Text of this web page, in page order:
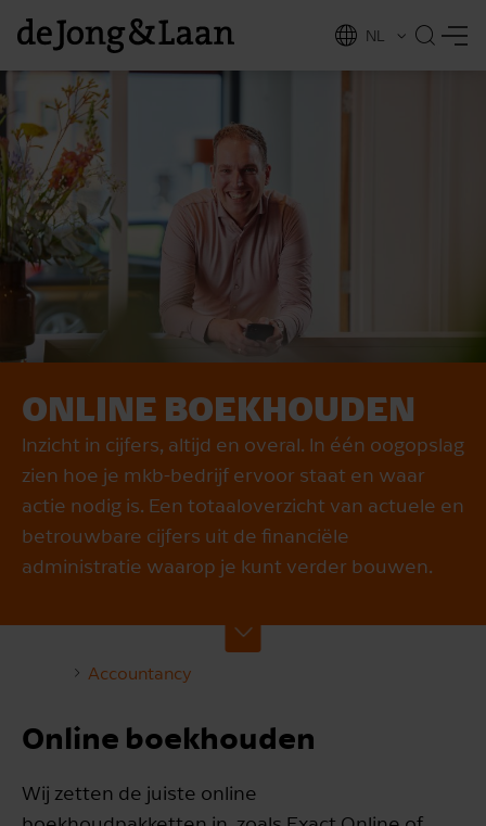
NL
ONLINE BOEKHOUDEN
Inzicht in cijfers, altijd en overal. In één oogopslag
zien hoe je mkb-bedrijf ervoor staat en waar
actie nodig is. Een totaaloverzicht van actuele en
betrouwbare cijfers uit de financiële
administratie waarop je kunt verder bouwen.
Accountancy
Online boekhouden
Wij zetten de juiste online